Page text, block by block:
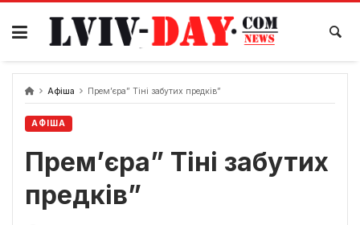
Skip
content
Афіша Прем’єра” Тіні забутих предків”
АФІША
Прем’єра” Тіні забутих
предків”